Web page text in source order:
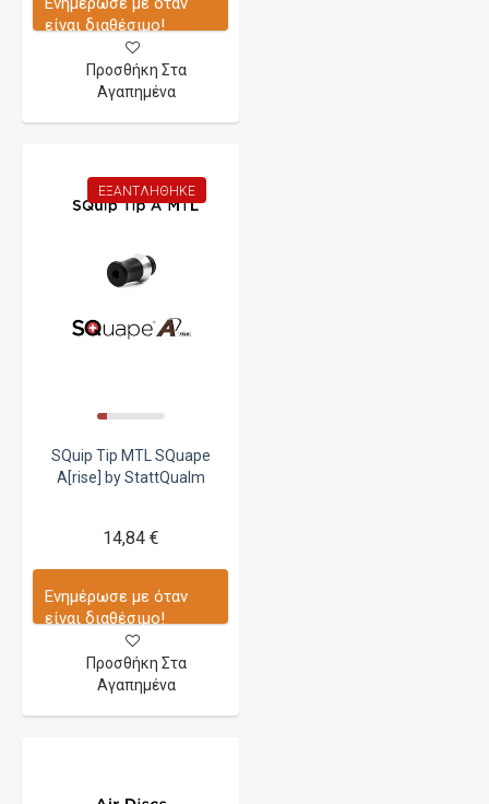
είναι διαθέσιμο!
Προσθήκη Στα
Αγαπημένα
ΕΞΑΝΤΛΉΘΗΚΕ
SQuip Tip MTL SQuape
A[rise] by StattQualm
14,84 €
Ενημέρωσε με όταν
είναι διαθέσιμο!
Προσθήκη Στα
Αγαπημένα